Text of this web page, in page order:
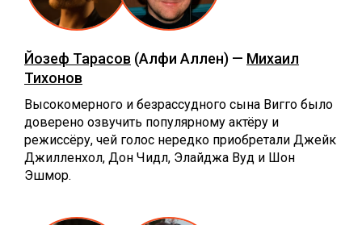
Йозеф Тарасов (Алфи Аллен) — Михаил
Тихонов
Высокомерного и безрассудного сына Вигго было
доверено озвучить популярному актёру и
режиссёру, чей голос нередко приобретали Джейк
Джилленхол, Дон Чидл, Элайджа Вуд и Шон
Эшмор.